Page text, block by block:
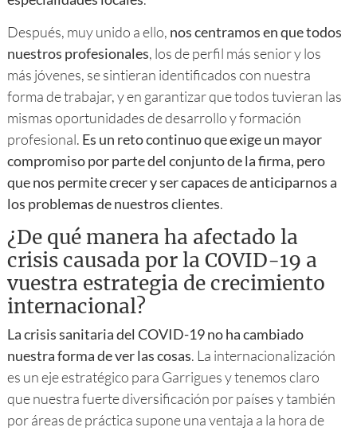
Después, muy unido a ello, nos centramos en que todos
nuestros profesionales, los de perfil más senior y los
más jóvenes, se sintieran identificados con nuestra
forma de trabajar, y en garantizar que todos tuvieran las
mismas oportunidades de desarrollo y formación
profesional. Es un reto continuo que exige un mayor
compromiso por parte del conjunto de la firma, pero
que nos permite crecer y ser capaces de anticiparnos a
los problemas de nuestros clientes.
¿De qué manera ha afectado la
crisis causada por la COVID-19 a
vuestra estrategia de crecimiento
internacional?
La crisis sanitaria del COVID-19 no ha cambiado
nuestra forma de ver las cosas. La internacionalización
es un eje estratégico para Garrigues y tenemos claro
que nuestra fuerte diversificación por países y también
por áreas de práctica supone una ventaja a la hora de